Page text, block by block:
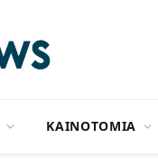
ΚΑΙΝΟΤΟΜΙΑ